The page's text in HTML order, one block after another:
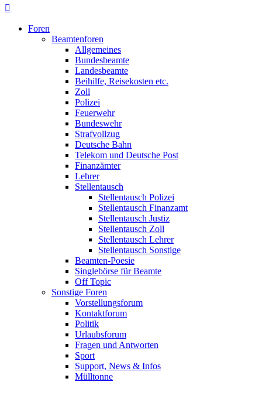
Foren
Beamtenforen
Allgemeines
Bundesbeamte
Landesbeamte
Beihilfe, Reisekosten etc.
Zoll
Polizei
Feuerwehr
Bundeswehr
Strafvollzug
Deutsche Bahn
Telekom und Deutsche Post
Finanzämter
Lehrer
Stellentausch
Stellentausch Polizei
Stellentausch Finanzamt
Stellentausch Justiz
Stellentausch Zoll
Stellentausch Lehrer
Stellentausch Sonstige
Beamten-Poesie
Singlebörse für Beamte
Off Topic
Sonstige Foren
Vorstellungsforum
Kontaktforum
Politik
Urlaubsforum
Fragen und Antworten
Sport
Support, News & Infos
Mülltonne